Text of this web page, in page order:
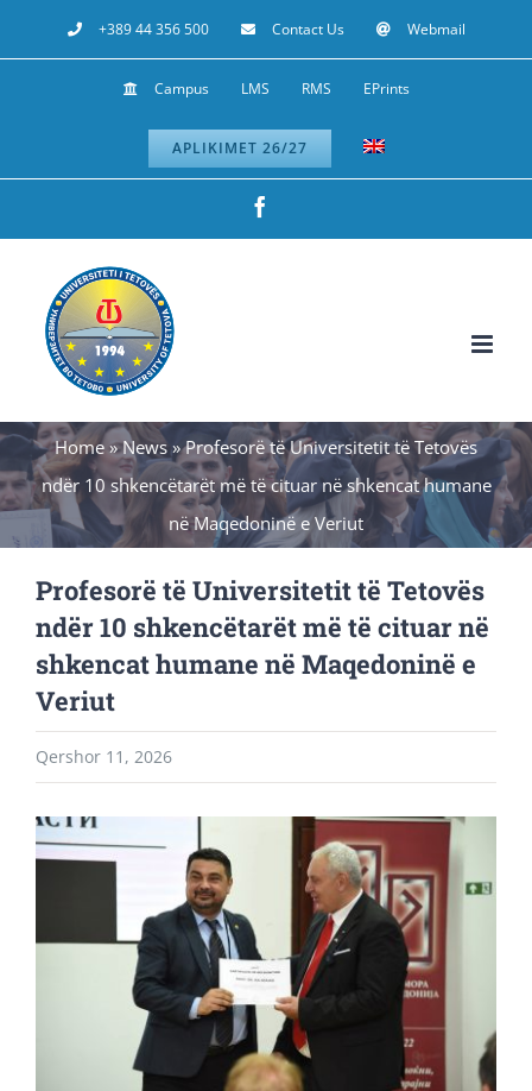
to
+389 44 356 500 Contact Us Webmail
Campus LMS RMS EPrints
APLIKIMET 26/27
Home »News »Profesorë të Universitetit të Tetovës
ndër 10 shkencëtarët më të cituar në shkencat humane
në Maqedoninë e Veriut
Profesorë të Universitetit të Tetovës
ndër 10 shkencëtarët më të cituar në
shkencat humane në Maqedoninë e
Veriut
Qershor 11, 2026
View